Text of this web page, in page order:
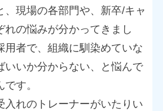
、現場の各部門や、新卒/キャ
れの悩みが分かってきまし
用者で、組織に馴染めていな
いいか分からない、と悩んで
す。
入れのトレーナーがいたりい